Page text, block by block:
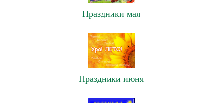
Праздники мая
Праздники июня